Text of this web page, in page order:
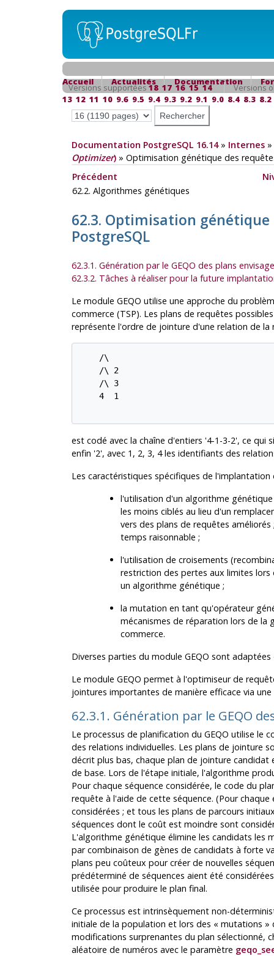
Accueil Actualités Documentation
Versions supportées18 17 16 15 14
Versions
13 12 11 10 9.6 9.5 9.4 9.3 9.2 9.1 9.0 8.4 8.3 8.2
Documentation PostgreSQL 16.14» Internes»
Optimizer)» Optimisation génétique des
Précédent
62.2. Algorithmes génétiques
62.3. Optimisation génétique
PostgreSQL
62.3.1. Génération par le GEQO des plans
62.3.2. Tâches à réaliser pour la future
Le module GEQO utilise une approche du
commerce (TSP). Les plans de requêtes
représente l'ordre de jointure d'une relation de
    /\
    /\ 2
    /\ 3
    4  1
est codé avec la chaîne d'entiers '4-1-3-2', ce
enfin '2', avec 1, 2, 3, 4 les identifiants des
Les caractéristiques spécifiques de
l'utilisation d'un algorithme
les moins ciblés au lieu d'un
vers des plans de requêtes
temps raisonnable ;
l'utilisation de croisements
restriction des pertes aux limites
un algorithme génétique ;
la mutation en tant qu'opérateur
mécanismes de réparation lors de la
commerce.
Diverses parties du module GEQO sont adaptées
Le module GEQO permet à l'optimiseur de
jointures importantes de manière efficace via
62.3.1. Génération par le GEQO
Le processus de planification du GEQO utilise le
des relations individuelles. Les plans de jointure
décrit plus bas, chaque plan de jointure candidat
de base. Lors de l'étape initiale, l'algorithme
Pour chaque séquence considérée, le code du
requête à l'aide de cette séquence. (Pour
considérées ; et tous les plans de parcours
séquences dont le coût est moindre sont
L'algorithme génétique élimine les candidats les
par combinaison de gènes de candidats à forte
plans peu coûteux pour créer de nouvelles
prédéterminé de séquences aient été
utilisée pour produire le plan final.
Ce processus est intrinsèquement non-
initiale de la population et lors des « mutations »
modifications surprenantes du plan sélectionné,
aléatoire de numéros avec le paramètre